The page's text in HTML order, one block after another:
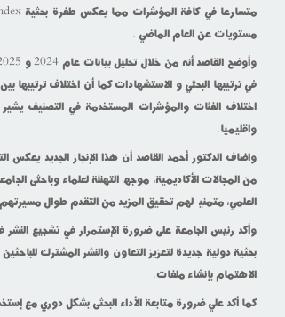
مستويات عن العام الماضي .
اختلاف الفئات والمؤشرات المستخدمة في التصنيف يشير
واقليميا.
واضاف الدكتور أحمد القاصد أن هذا الإنجاز الجديد يعكس
من المجالات الأكاديمية، موجهاً التهنئة لعلماء وباحثى
العلمي، متمنياً لهم تحقيق المزيد من التقدم طوال
وأكد رئيس الجامعة على ضرورة الإستمرار في تشجيع
الاهتمام بإنشاء ملفات.
كما أكد علي ضرورة متابعة الأداء البحثى بشكل دوري مع